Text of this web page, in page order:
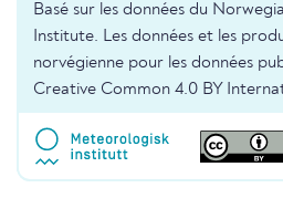
Basé sur les données du
Institute. Les données et les
norvégienne pour les données
Creative Common 4.0 BY